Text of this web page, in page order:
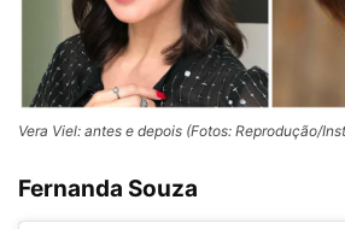
Vera Viel: antes e depois (Fotos: Reprodução/
Fernanda Souza